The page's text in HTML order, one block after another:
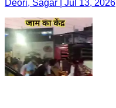
Deori, Sagar | Jul 13, 2026